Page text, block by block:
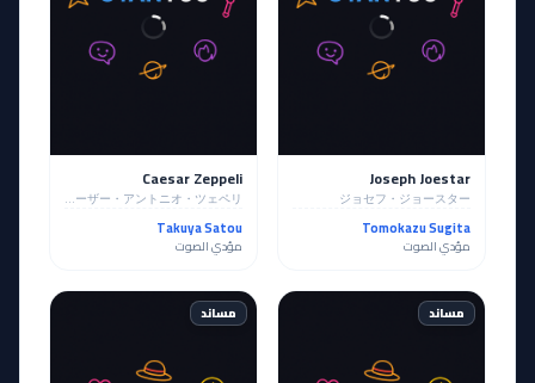
Joseph Joestar
ジョセフ・ジョースター
Tomokazu Sugita
مؤدي الصوت
Caesar Zeppeli
シーザー・アントニオ・ツェペリ
Takuya Satou
مؤدي الصوت
مساند مساند